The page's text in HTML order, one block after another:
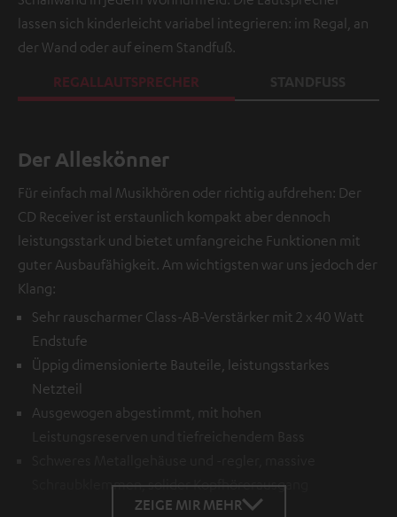
lassen sich kinderleicht variabel integrieren: im Regal, an
der Wand oder auf einem Standfuß.
REGALLAUTSPRECHER
Der Alleskönner
Für einfach mal Musikhören oder richtig aufdrehen: Der
CD Receiver ist erstaunlich kompakt aber dennoch
leistungsstark und bietet umfangreiche Funktionen mit
guter Ausbaufähigkeit. Am wichtigsten war uns jedoch der
Klang:
Sehr rauscharmer Class-AB-Verstärker mit 2 x 40 Watt
Endstufe
Üppig dimensionierte Bauteile, leistungsstarkes
Netzteil
Ausgewogen abgestimmt, mit hohen
Leistungsreserven und tiefreichendem Bass
Schraubklemmen, solider Kopfhörerausgang
ZEIGE MIR MEHR